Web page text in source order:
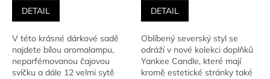
DETAIL
V této krásné dárkové sadě
najdete bílou aromalampu,
neparfémovanou čajovou
svíčku a dále 12 velmi sytě
DETAIL
Oblíbený severský styl se
odráží v nové kolekci doplňků
Yankee Candle, které mají
kromě estetické stránky také